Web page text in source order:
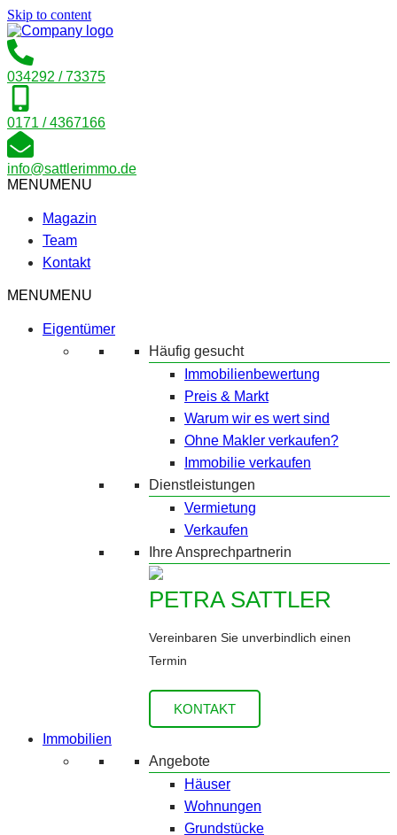
Skip to content
034292 / 73375
0171 / 4367166
info@sattlerimmo.de
MENUMENU
Magazin
Team
Kontakt
MENUMENU
Eigentümer
Häufig gesucht
Immobilienbewertung
Preis & Markt
Warum wir es wert sind
Ohne Makler verkaufen?
Immobilie verkaufen
Dienstleistungen
Vermietung
Verkaufen
Ihre Ansprechpartnerin
PETRA SATTLER
Vereinbaren Sie unverbindlich einen
Termin
KONTAKT
Immobilien
Angebote
Häuser
Wohnungen
Grundstücke